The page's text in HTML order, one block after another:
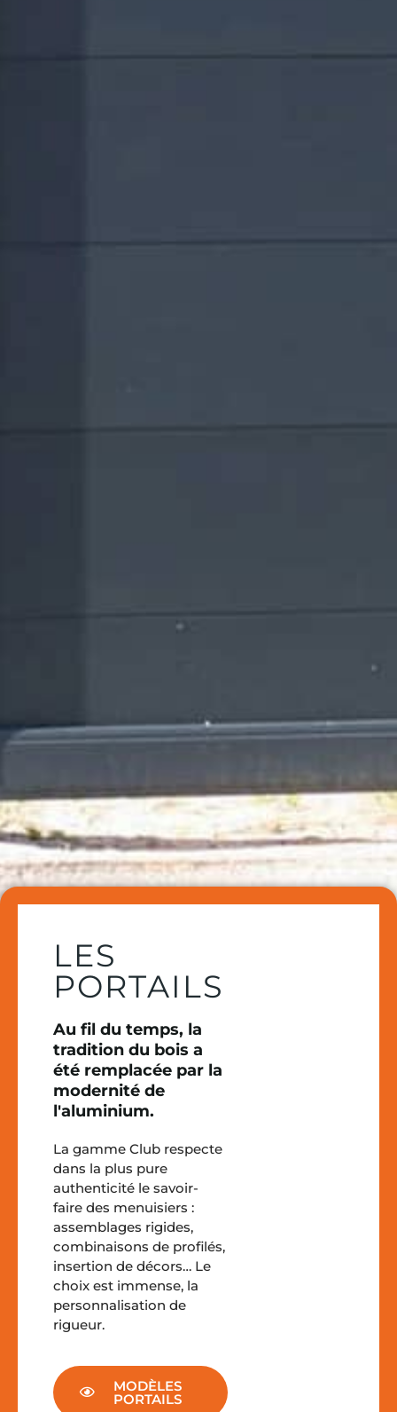
LES
PORTAILS
Au fil du temps, la
tradition du bois a
été remplacée par la
modernité de
l'aluminium.
La gamme Club respecte
dans la plus pure
authenticité le savoir-
faire des menuisiers :
assemblages rigides,
combinaisons de profilés,
insertion de décors… Le
choix est immense, la
personnalisation de
rigueur.
MODÈLES
PORTAILS